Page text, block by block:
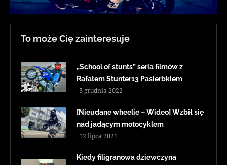
To może Cię zainteresuje
„School of stunts” seria filmów z
Rafałem Stunter13 Pasierbkiem
3 grudnia 2022
[Nieudane wheelie – Wideo] Wzbił się
nad jadącym motocyklem
12 lipca 2021
Kiedy filigranowa dziewczyna